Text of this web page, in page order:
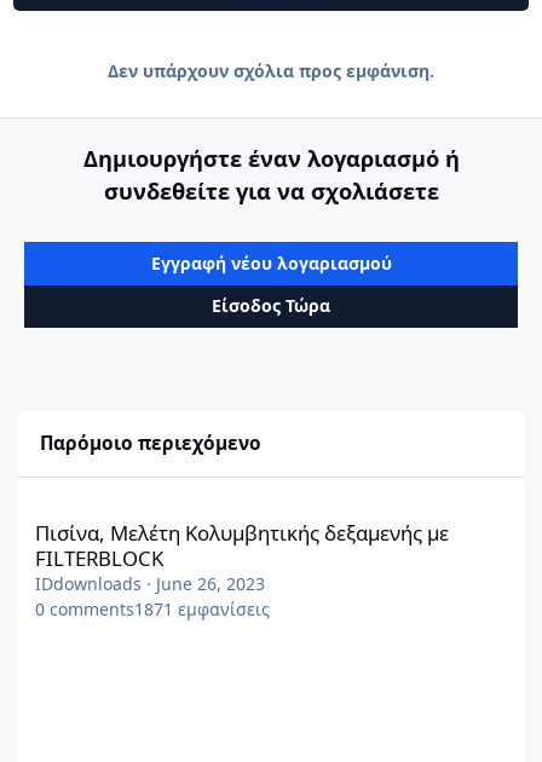
Δεν υπάρχουν σχόλια προς εμφάνιση.
Δημιουργήστε έναν λογαριασμό ή
συνδεθείτε για να σχολιάσετε
Εγγραφή νέου λογαριασμού
Είσοδος Τώρα
Παρόμοιο περιεχόμενο
Πισίνα, Μελέτη Κολυμβητικής δεξαμενής με
FILTERBLOCK
IDdownloads · June 26, 2023
0 comments1871 εμφανίσεις